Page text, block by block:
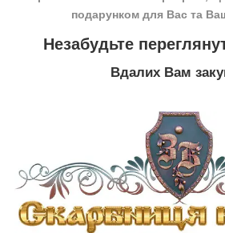
подарунком для Вас та
Незабудьте
Вдалих Вам